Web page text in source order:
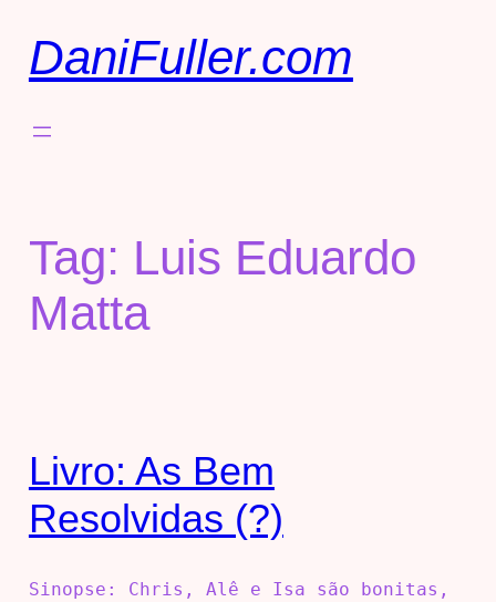
DaniFuller.com
Tag: Luis Eduardo
Matta
Livro: As Bem
Resolvidas (?)
Sinopse: Chris, Alê e Isa são bonitas,